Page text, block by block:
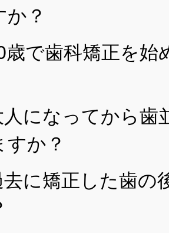
か？
歳で歯科矯正を始
人になってから歯
すか？
去に矯正した歯の